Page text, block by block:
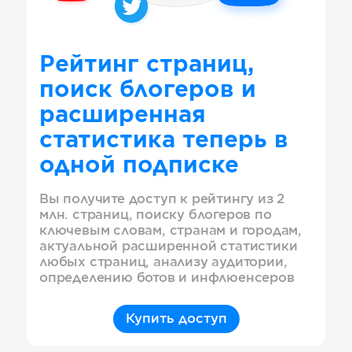
Рейтинг страниц,
поиск блогеров и
расширенная
статистика теперь в
одной подписке
Вы получите доступ к рейтингу из 2
млн. страниц, поиску блогеров по
ключевым словам, странам и городам,
актуальной расширенной статистики
любых страниц, анализу аудитории,
определению ботов и инфлюенсеров
Купить доступ